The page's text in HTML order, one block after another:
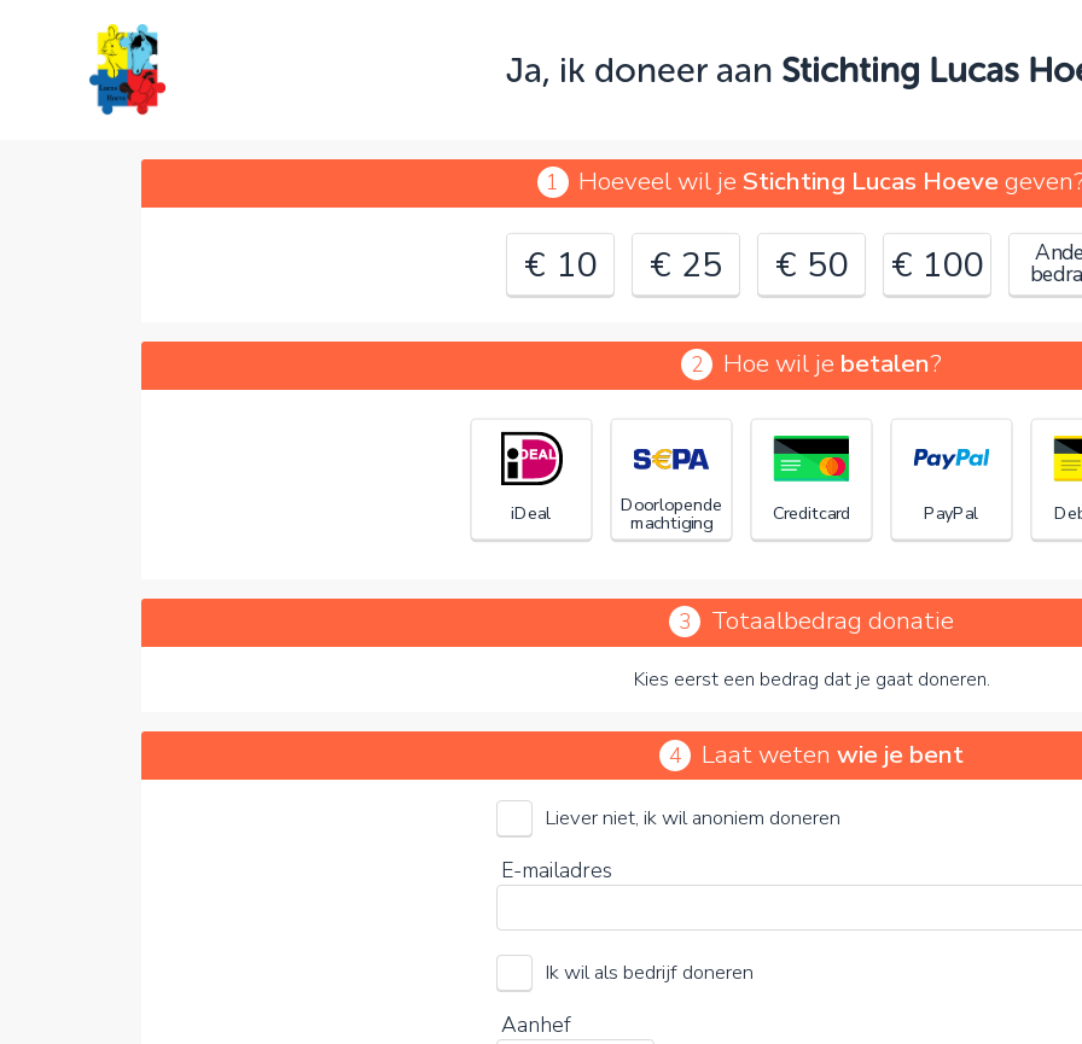
Ja, ik doneer aan Stichting Lucas
1 Hoeveel wil je Stichting Lucas Hoeve
€ 10 € 25 € 50 € 100
€
2 Hoe wil je betalen?
iDeal Doorlopende
machtiging Creditcard PayPal
3 Totaalbedrag donatie
Kies eerst een bedrag dat je gaat doneren.
Stichting Lucas Hoeve
Kies je vrijwillige bijdrage
0%
4 Laat weten wie je bent
Liever niet, ik wil anoniem doneren
E-mailadres
Ik wil als bedrijf doneren
Aanhef
OK